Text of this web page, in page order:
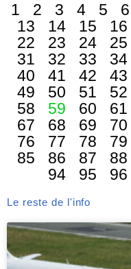
1 2 3 4 5 6
13
14 15 16
22
23 24 25
31
32 33 34
40
41 42 43
49
50 51 52
58
59 60 61
67
68 69 70
76
77 78 79
85
86 87 88
94
95 96
Le reste de l'info